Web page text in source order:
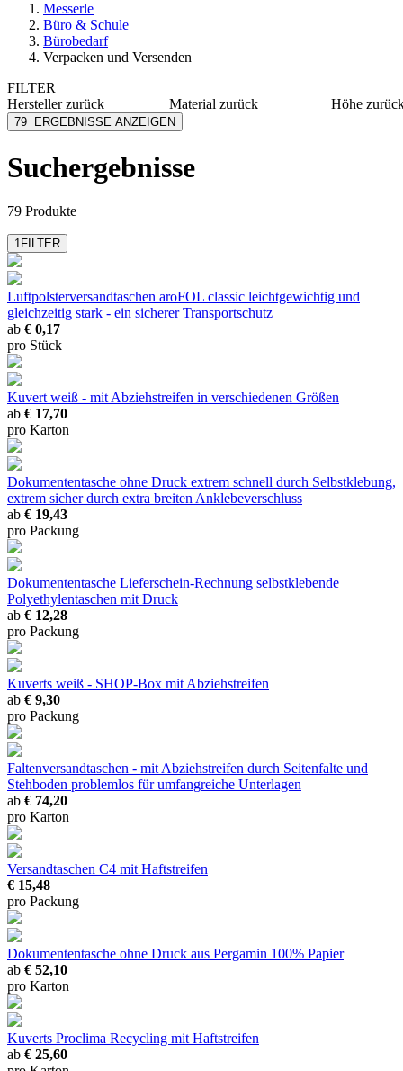
Messerle
Büro & Schule
Bürobedarf
Verpacken und Versenden
FILTER
Herstellerzurück
Arofair
Avery Zweckform
ColomPac
mehr anzeigen
Material zurück
Polyethylen
Höhe
79 ERGEBNISSE ANZEIGEN
Suchergebnisse
79 Produkte
1FILTER
Luftpolsterversandtaschen aroFOL classic leichtgewichtig und
gleichzeitig stark - ein sicherer Transportschutz
ab € 0,17
pro Stück
Kuvert weiß - mit Abziehstreifen in verschiedenen Größen
ab € 17,70
pro Karton
Dokumententasche ohne Druck extrem schnell durch Selbstklebung,
extrem sicher durch extra breiten Anklebeverschluss
ab € 19,43
pro Packung
Dokumententasche Lieferschein-Rechnung selbstklebende
Polyethylentaschen mit Druck
ab € 12,28
pro Packung
Kuverts weiß - SHOP-Box mit Abziehstreifen
ab € 9,30
pro Packung
Faltenversandtaschen - mit Abziehstreifen durch Seitenfalte und
Stehboden problemlos für umfangreiche Unterlagen
ab € 74,20
pro Karton
Versandtaschen C4 mit Haftstreifen
€ 15,48
pro Packung
Dokumententasche ohne Druck aus Pergamin 100% Papier
ab € 52,10
pro Karton
Kuverts Proclima Recycling mit Haftstreifen
ab € 25,60